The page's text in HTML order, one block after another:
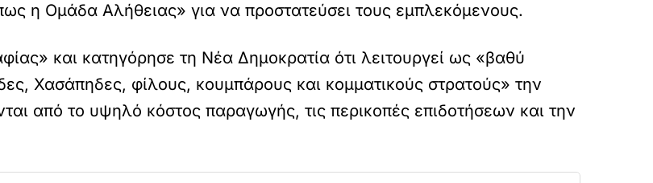
η Ομάδα Αλήθειας» για να προστατεύσει τους εμπλεκόμενους.
και κατηγόρησε τη Νέα Δημοκρατία ότι λειτουργεί ως «βαθύ
Χασάπηδες, φίλους, κουμπάρους και κομματικούς στρατούς» την
από το υψηλό κόστος παραγωγής, τις περικοπές επιδοτήσεων και την